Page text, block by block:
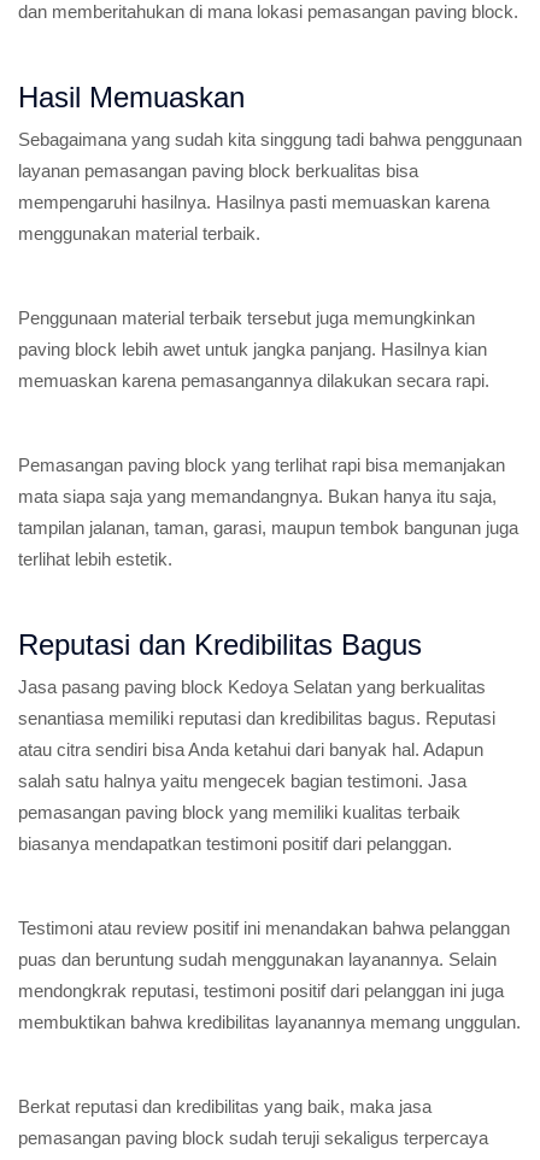
dan memberitahukan di mana lokasi pemasangan paving block.
Hasil Memuaskan
Sebagaimana yang sudah kita singgung tadi bahwa penggunaan
layanan pemasangan paving block berkualitas bisa
mempengaruhi hasilnya. Hasilnya pasti memuaskan karena
menggunakan material terbaik.
Penggunaan material terbaik tersebut juga memungkinkan
paving block lebih awet untuk jangka panjang. Hasilnya kian
memuaskan karena pemasangannya dilakukan secara rapi.
Pemasangan paving block yang terlihat rapi bisa memanjakan
mata siapa saja yang memandangnya. Bukan hanya itu saja,
tampilan jalanan, taman, garasi, maupun tembok bangunan juga
terlihat lebih estetik.
Reputasi dan Kredibilitas Bagus
Jasa pasang paving block Kedoya Selatan yang berkualitas
senantiasa memiliki reputasi dan kredibilitas bagus. Reputasi
atau citra sendiri bisa Anda ketahui dari banyak hal. Adapun
salah satu halnya yaitu mengecek bagian testimoni. Jasa
pemasangan paving block yang memiliki kualitas terbaik
biasanya mendapatkan testimoni positif dari pelanggan.
Testimoni atau review positif ini menandakan bahwa pelanggan
puas dan beruntung sudah menggunakan layanannya. Selain
mendongkrak reputasi, testimoni positif dari pelanggan ini juga
membuktikan bahwa kredibilitas layanannya memang unggulan.
Berkat reputasi dan kredibilitas yang baik, maka jasa
pemasangan paving block sudah teruji sekaligus terpercaya